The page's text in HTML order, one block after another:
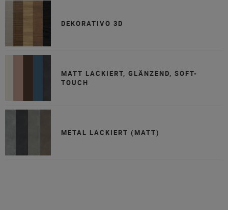
DEKORATIVO 3D
MATT LACKIERT, GLÄNZEND, SOFT-
TOUCH
METAL LACKIERT (MATT)